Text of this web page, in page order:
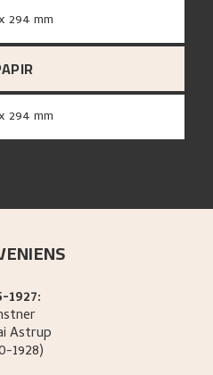
294 mm
294 mm
1927:
Astrup
1928)